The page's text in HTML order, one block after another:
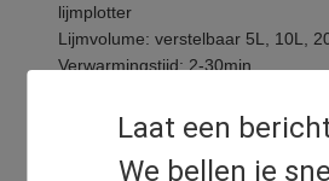
Laat een
We bellen je
lijmplotter
Lijmvolume: verstelbaar 5L, 10L,
Verwarmingstijd: 2-30min
Technische parameters: